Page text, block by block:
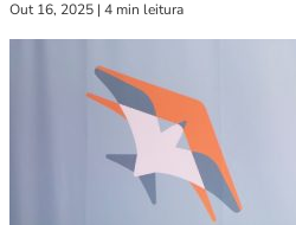
Out 16, 2025 | 4 min leitura